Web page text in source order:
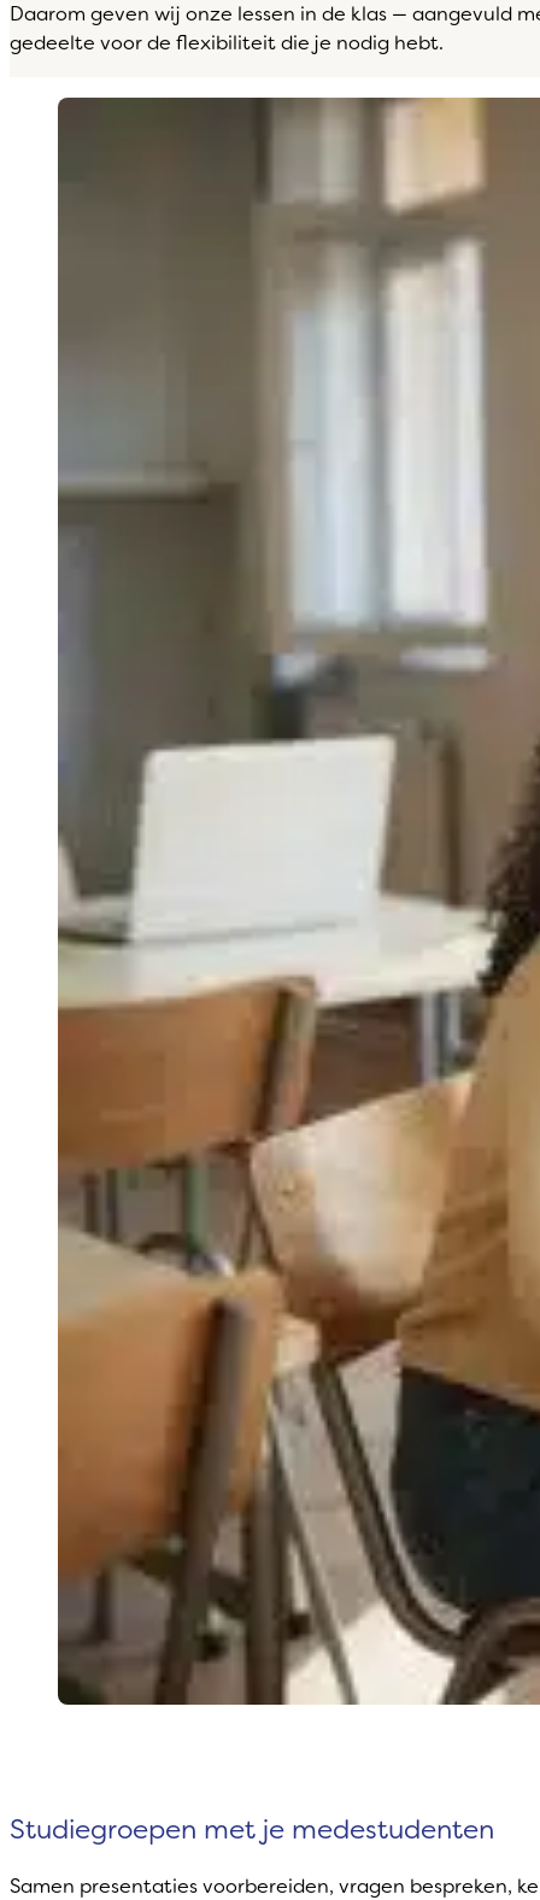
Daarom geven wij onze lessen in de klas — aangevuld
gedeelte voor de flexibiliteit die je nodig hebt.
Studiegroepen met je medestudenten
Samen presentaties voorbereiden, vragen bespreken,